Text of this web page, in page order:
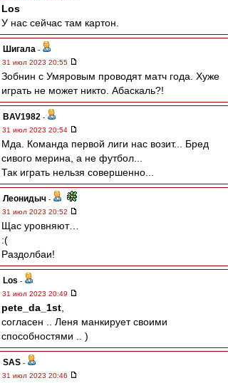
Los
У нас сейчас там картон.
Шигала -
31 июл 2023 20:55
Зобнин с Умяровым проводят матч года. Хуже
играть не может никто. Абаскаль?!
BAV1982 -
31 июл 2023 20:54
Мда. Команда первой лиги нас возит... Бред
сивого мерина, а не футбол...
Так играть нельзя совершенно...
Леонидыч -
31 июл 2023 20:52
Щас уровняют…
:(
Раздолбаи!
Los -
31 июл 2023 20:49
pete_da_1st
согласен .. Леня манкирует своими
способностями .. )
SAS -
31 июл 2023 20:46